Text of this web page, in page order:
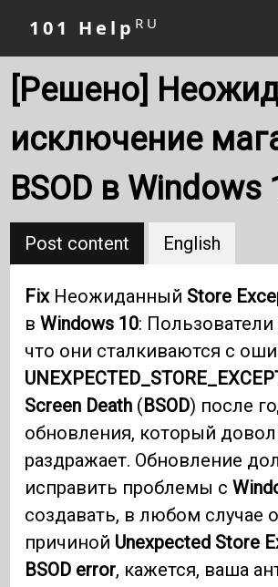
101 Help RU
[Решено]
исключение
BSOD в Windows
Post content English
FixНеожиданный Store
вWindows 10:
что они сталкиваются с
Screen Death (BSOD) после
обновления, который
раздражает. Обновление
исправить проблемы с
создавать, в любом случае
причиной Unexpected Store
BSOD error, кажется, ваша